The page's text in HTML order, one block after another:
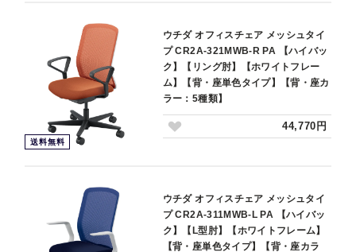
送料無料
ウチダ オフィスチェア メッシュタイ
プ CR2A-321MWB-R PA 【ハイバッ
ク】【リング肘】【ホワイトフレー
ム】【背・座単色タイプ】【背・座カ
ラー：5種類】
44,770円
ウチダ オフィスチェア メッシュタイ
プ CR2A-311MWB-L PA 【ハイバッ
ク】【L型肘】【ホワイトフレーム】
【背・座単色タイプ】【背・座カラ